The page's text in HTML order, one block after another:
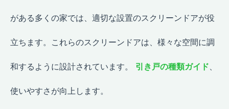
がある多くの家では、適切な設置のスクリーンドアが役
立ちます。これらのスクリーンドアは、様々な空間に調
和するように設計されています。 引き戸の種類ガイド、
使いやすさが向上します。